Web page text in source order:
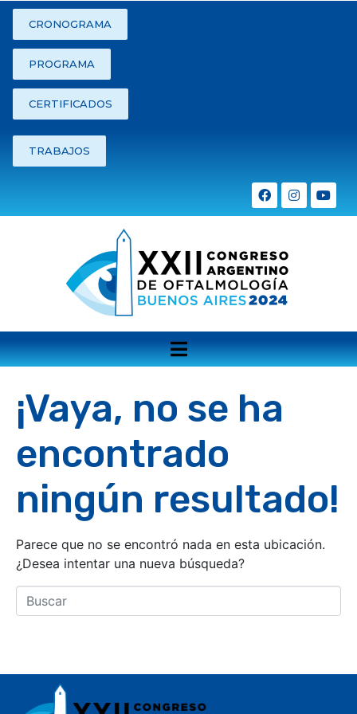
INSCRIPCIÓN
INSCRIPCIÓN
INSCRIPCIÓN
CRONOGRAMA
PROGRAMA
CERTIFICADOS
TRABAJOS
¡Vaya, no se ha
encontrado
ningún resultado!
Parece que no se encontró nada en esta ubicación.
¿Desea intentar una nueva búsqueda?